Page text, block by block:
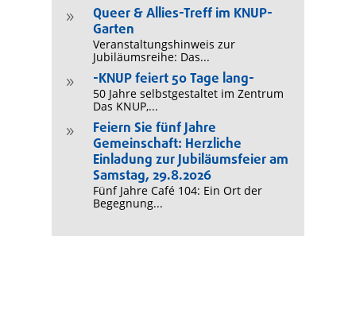
9
Queer & Allies-Treff im KNUP-
Garten
Veranstaltungshinweis zur
Jubiläumsreihe: Das...
9 -KNUP feiert 50 Tage lang-
50 Jahre selbstgestaltet im Zentrum
Das KNUP,...
9
Feiern Sie fünf Jahre
Gemeinschaft: Herzliche
Einladung zur Jubiläumsfeier am
Samstag, 29.8.2026
Fünf Jahre Café 104: Ein Ort der
Begegnung...